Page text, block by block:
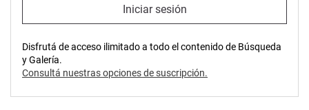
Iniciar sesión
Disfrutá de acceso ilimitado a todo el contenido de Búsqueda
y Galería.
Consultá nuestras opciones de suscripción.